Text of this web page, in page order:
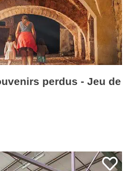
perdus - Jeu de